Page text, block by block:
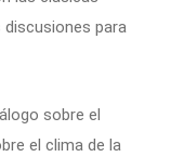
discusiones para
sobre el
el clima de la